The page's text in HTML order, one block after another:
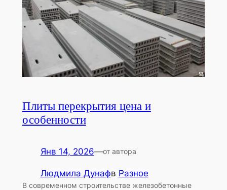
Плиты перекрытия цена и
особенности
Янв 14, 2026—от автора
Людмила Дунафв Разное
В современном строительстве железобетонные